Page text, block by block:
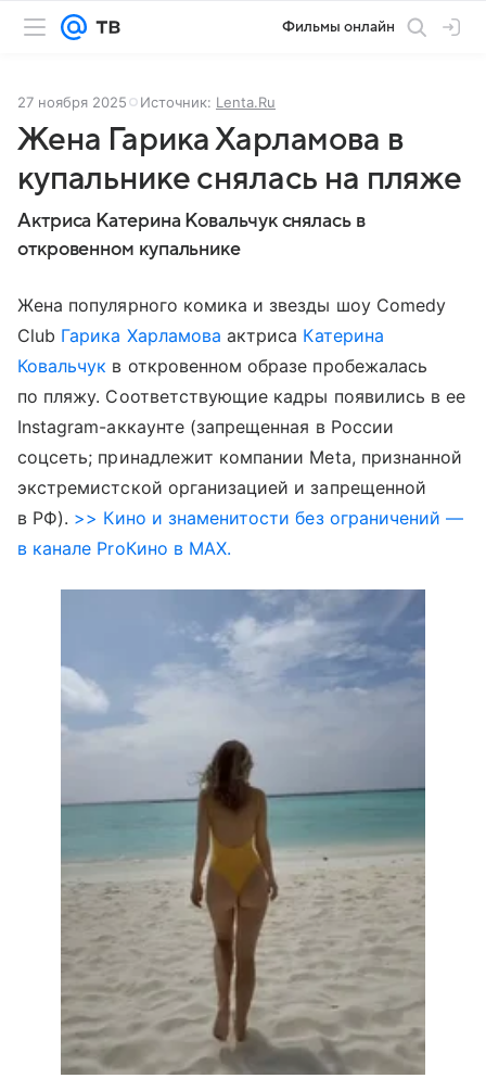
Фильмы онлайн
27 ноября 2025 Источник: Lenta.Ru
Жена Гарика Харламова в
купальнике снялась на пляже
Актриса Катерина Ковальчук снялась в
откровенном купальнике
Жена популярного комика и звезды шоу Comedy
Club Гарика Харламова актриса Катерина
Ковальчук в откровенном образе пробежалась
по пляжу. Соответствующие кадры появились в ее
Instagram-аккаунте (запрещенная в России
соцсеть; принадлежит компании Meta, признанной
экстремистской организацией и запрещенной
в РФ). >> Кино и знаменитости без ограничений —
в канале ProКино в MAX.